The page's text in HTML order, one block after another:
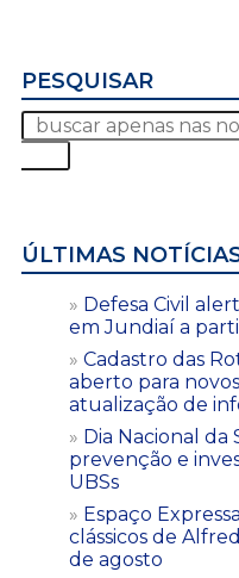
PESQUISAR
ÚLTIMAS
Defesa Civil
em Jundiaí a
Cadastro das
aberto para
atualização de
Dia Nacional da
prevenção e
UBSs
Espaço
clássicos de
de agosto